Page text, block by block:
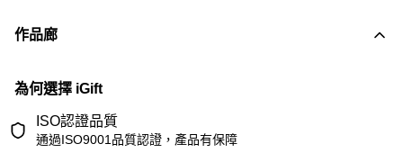
作品廊
為何選擇 iGift
ISO認證品質
通過ISO9001品質認證，產品有保障